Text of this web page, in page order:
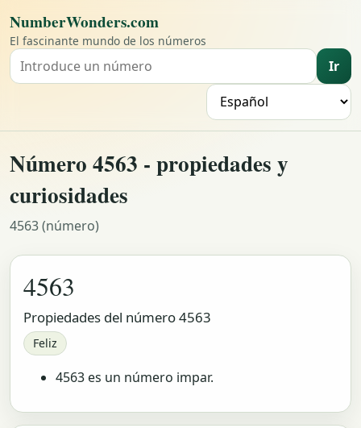
NumberWonders.com
El fascinante mundo de los números
Buscar un número Ir
Número 4563 - propiedades y
curiosidades
4563 (número)
4563
Propiedades del número 4563
Feliz
4563 es un número impar.